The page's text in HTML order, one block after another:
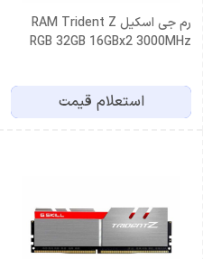
رم جی اسکیل RAM Trident Z
RGB 32GB 16GBx2 3000MHz
استعلام قیمت